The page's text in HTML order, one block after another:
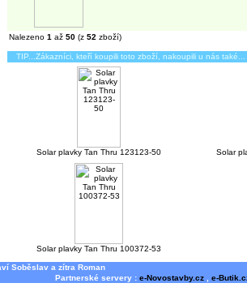
Nalezeno 1 až 50 (z 52 zboží)
TIP...Zákazníci, kteří koupili toto zboží, nakoupili u nás také...
Solar plavky Tan Thru 123123-50 Solar
Solar plavky Tan Thru 100372-53
Soběslav a zítra Roman
Partnerské servery : e-Novostavby.cz e-